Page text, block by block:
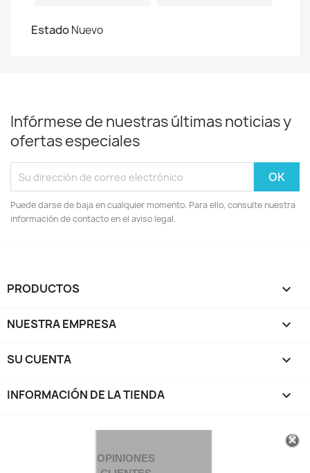
EstadoNuevo
Infórmese de nuestras últimas noticias y
ofertas especiales
Puede darse de baja en cualquier momento. Para ello, consulte nuestra
información de contacto en el aviso legal.
PRODUCTOS 
NUESTRA EMPRESA 
SU CUENTA 
INFORMACIÓN DE LA TIENDA keyboard_arrow_down
OPINIONES